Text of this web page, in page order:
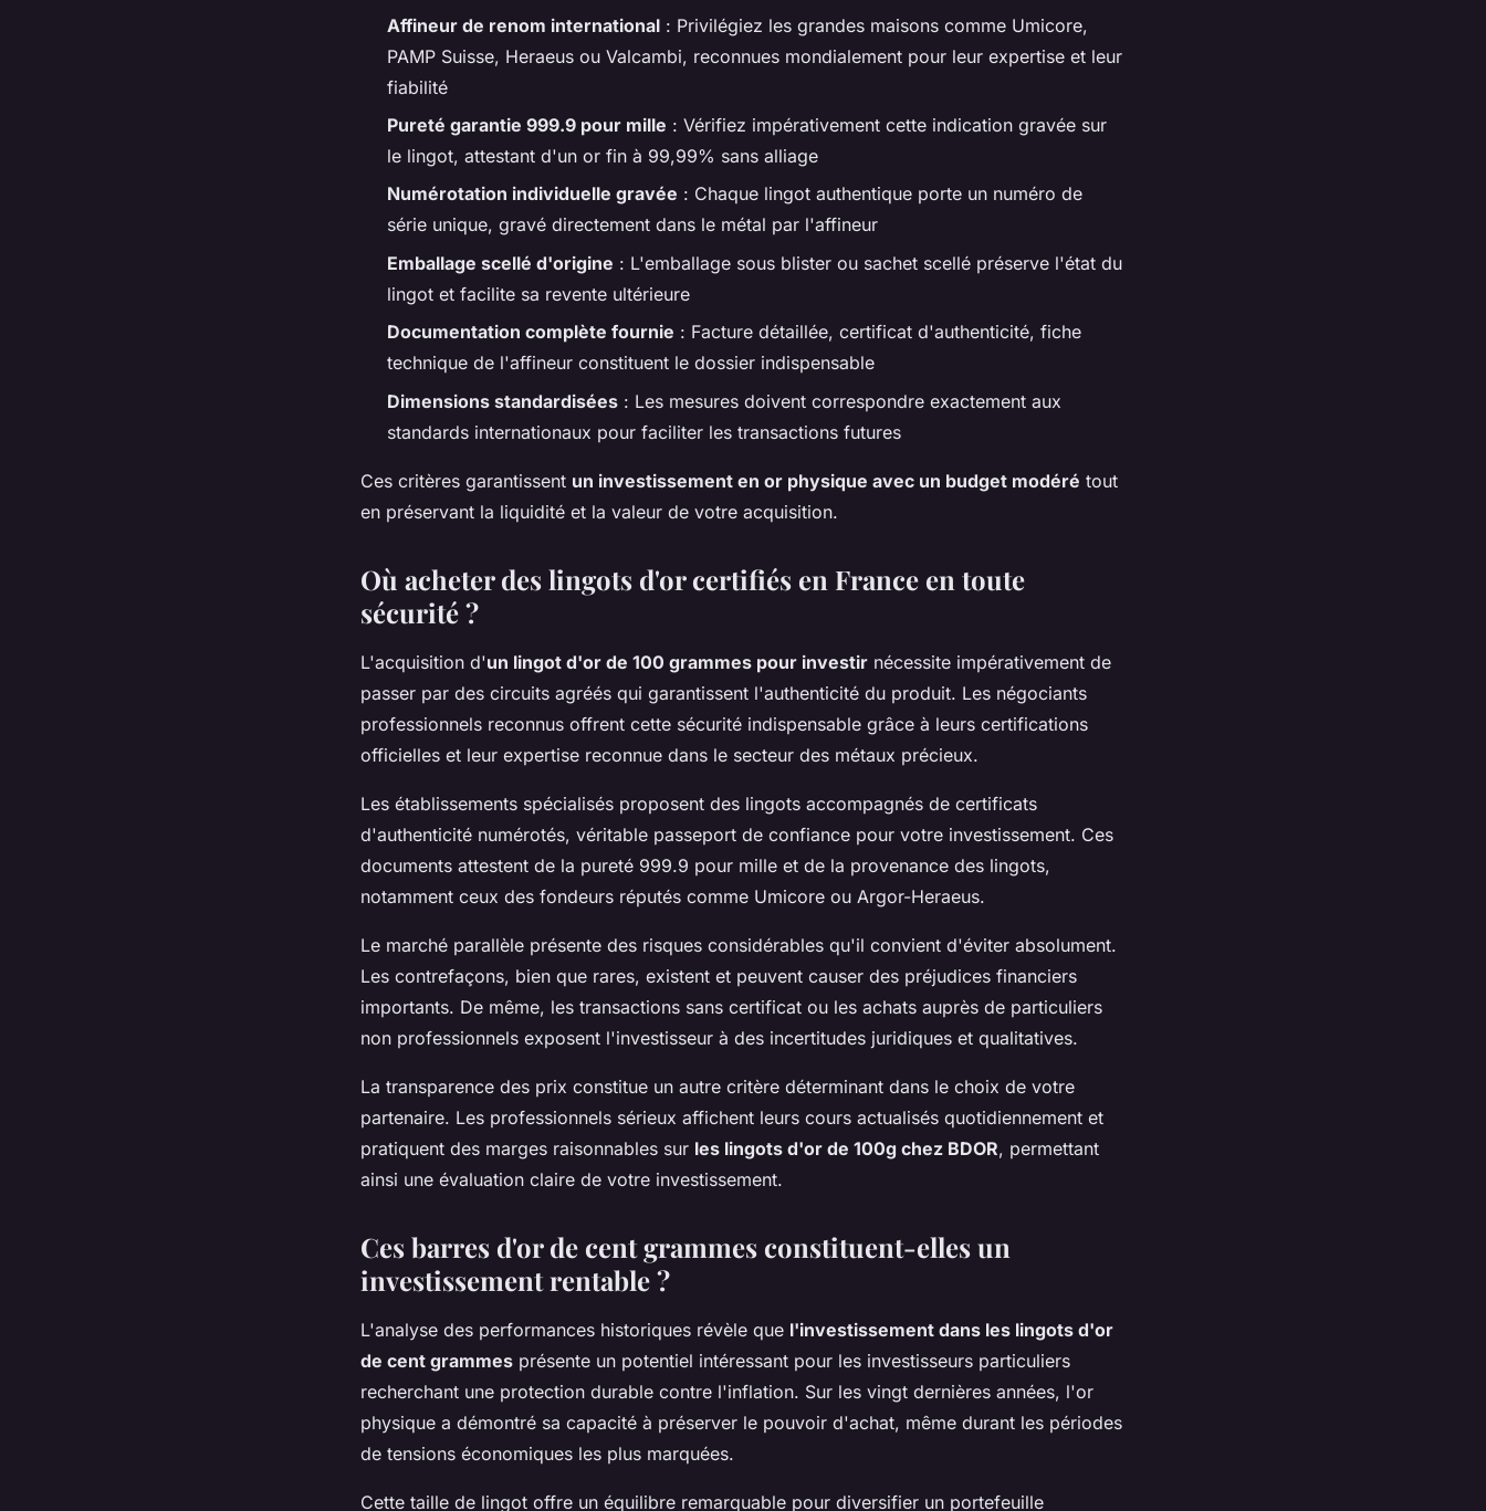
Affineur de renom international : Privilégiez les grandes maisons comme Umicore,
PAMP Suisse, Heraeus ou Valcambi, reconnues mondialement pour leur expertise et leur
fiabilité
Pureté garantie 999.9 pour mille : Vérifiez impérativement cette indication gravée sur
le lingot, attestant d'un or fin à 99,99% sans alliage
Numérotation individuelle gravée : Chaque lingot authentique porte un numéro de
série unique, gravé directement dans le métal par l'affineur
Emballage scellé d'origine : L'emballage sous blister ou sachet scellé préserve l'état du
lingot et facilite sa revente ultérieure
Documentation complète fournie : Facture détaillée, certificat d'authenticité, fiche
technique de l'affineur constituent le dossier indispensable
Dimensions standardisées : Les mesures doivent correspondre exactement aux
standards internationaux pour faciliter les transactions futures
Ces critères garantissent un investissement en or physique avec un budget modéré tout
en préservant la liquidité et la valeur de votre acquisition.
Où acheter des lingots d'or certifiés en France en toute
sécurité ?
L'acquisition d'un lingot d'or de 100 grammes pour investir nécessite impérativement de
passer par des circuits agréés qui garantissent l'authenticité du produit. Les négociants
professionnels reconnus offrent cette sécurité indispensable grâce à leurs certifications
officielles et leur expertise reconnue dans le secteur des métaux précieux.
Les établissements spécialisés proposent des lingots accompagnés de certificats
d'authenticité numérotés, véritable passeport de confiance pour votre investissement. Ces
documents attestent de la pureté 999.9 pour mille et de la provenance des lingots,
notamment ceux des fondeurs réputés comme Umicore ou Argor-Heraeus.
Le marché parallèle présente des risques considérables qu'il convient d'éviter absolument.
Les contrefaçons, bien que rares, existent et peuvent causer des préjudices financiers
importants. De même, les transactions sans certificat ou les achats auprès de particuliers
non professionnels exposent l'investisseur à des incertitudes juridiques et qualitatives.
La transparence des prix constitue un autre critère déterminant dans le choix de votre
partenaire. Les professionnels sérieux affichent leurs cours actualisés quotidiennement et
pratiquent des marges raisonnables sur les lingots d'or de 100g chez BDOR, permettant
ainsi une évaluation claire de votre investissement.
Ces barres d'or de cent grammes constituent-elles un
investissement rentable ?
L'analyse des performances historiques révèle que l'investissement dans les lingots d'or
de cent grammes présente un potentiel intéressant pour les investisseurs particuliers
recherchant une protection durable contre l'inflation. Sur les vingt dernières années, l'or
physique a démontré sa capacité à préserver le pouvoir d'achat, même durant les périodes
de tensions économiques les plus marquées.
Cette taille de lingot offre un équilibre remarquable pour diversifier un portefeuille